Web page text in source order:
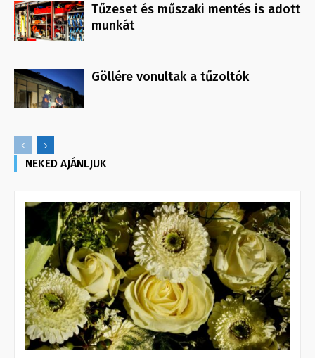
Tűzeset és műszaki mentés is adott
munkát
Göllére vonultak a tűzoltók
NEKED AJÁNLJUK